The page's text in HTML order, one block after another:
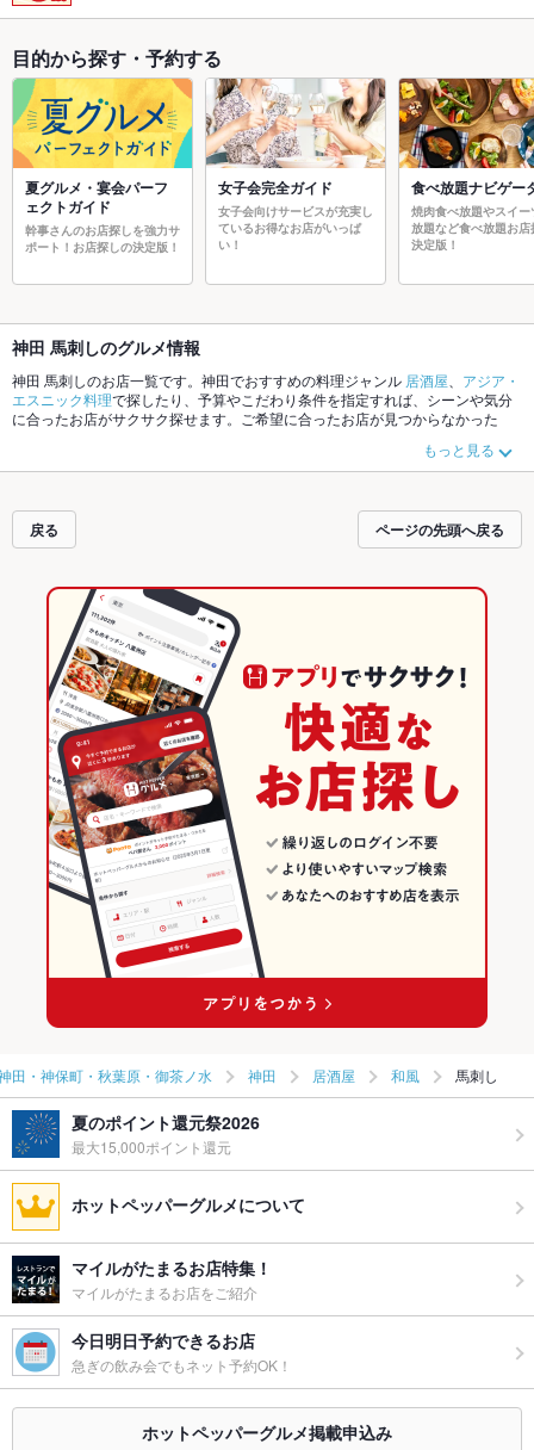
目的から探す・予約する
夏グルメ・宴会パーフ
ェクトガイド
幹事さんのお店探しを強力サ
ポート！お店探しの決定版！
女子会完全ガイド
女子会向けサービスが充実し
ているお得なお店がいっぱ
い！
食べ放題ナビゲー
焼肉食べ放題やスイー
放題など食べ放題お店
決定版！
神田 馬刺しのグルメ情報
神田 馬刺しのお店一覧です。神田でおすすめの料理ジャンル 居酒屋
アジア・
エスニック料理で探したり、予算やこだわり条件を指定すれば、シーンや気分
に合ったお店がサクサク探せます。ご希望に合ったお店が見つからなかった
ペッパーグルメなら、お得なクーポンはもちろん、こだわりメニューからあ
げ、お茶漬け、塩辛や季節のおすすめ料理など、お店の最新情報をご紹介して
す。友達どうしの飲み会にも、会社の宴会にも、デートやパーティーにもお得
に便利にホットペッパーグルメをご利用ください。
もっと見る
戻る ページの先頭へ戻る
田・神保町・秋葉原・御茶ノ水 神田 居酒屋 和風 馬刺し
夏のポイント還元祭2026
最大15,000ポイント還元
ホットペッパーグルメについて
マイルがたまるお店特集！
マイルがたまるお店をご紹介
今日明日予約できるお店
急ぎの飲み会でもネット予約OK！
ホットペッパーグルメ掲載申込み